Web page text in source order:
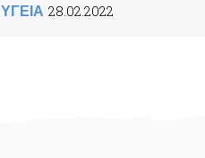
ΥΓΕΙΑ 28.02.2022